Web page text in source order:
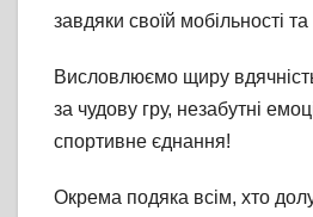
завдяки своїй мобільності
Висловлюємо щиру
за чудову гру, незабутні
спортивне єднання!
Окрема подяка всім, хто